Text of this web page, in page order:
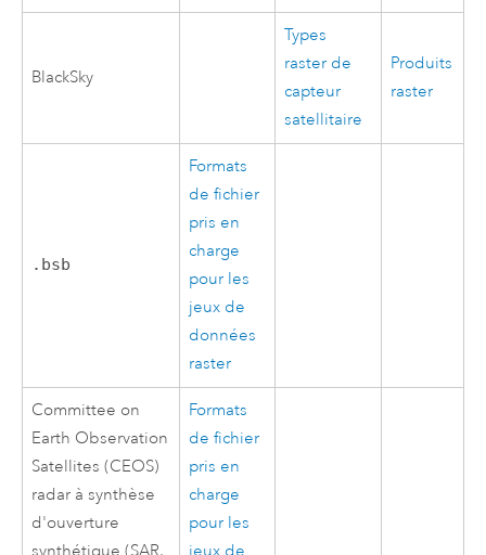
BlackSky
Types
raster de
capteur
satellitaire
Produits
raster
.bsb
Formats
de fichier
pris en
charge
pour les
jeux de
données
raster
Committee on
Earth Observation
Satellites (CEOS)
radar à synthèse
d'ouverture
synthétique (SAR,
Formats
de fichier
pris en
charge
pour les
jeux de